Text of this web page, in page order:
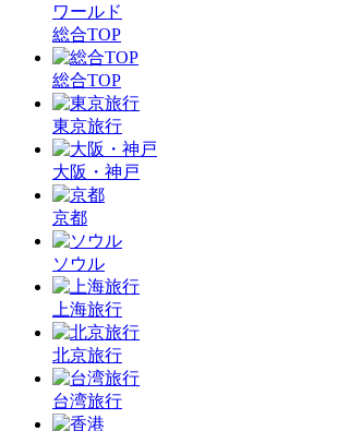
ワールド
総合TOP
総合TOP
東京旅行
大阪・神戸
京都
ソウル
上海旅行
北京旅行
台湾旅行